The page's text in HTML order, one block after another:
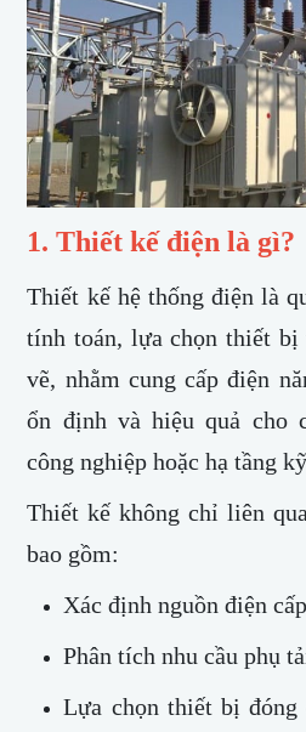
1. Thiết kế điện là gì?
Thiết kế hệ thống điện là
tính toán, lựa chọn thiết bị
vẽ, nhằm cung cấp điện
ổn định vàhiệu quả cho
công nghiệp hoặc hạ tầng
Thiết kế không chỉ liên
bao gồm:
Xác định nguồn điện
Phân tích nhu cầu phụ
Lựa chọn thiết bị đóng